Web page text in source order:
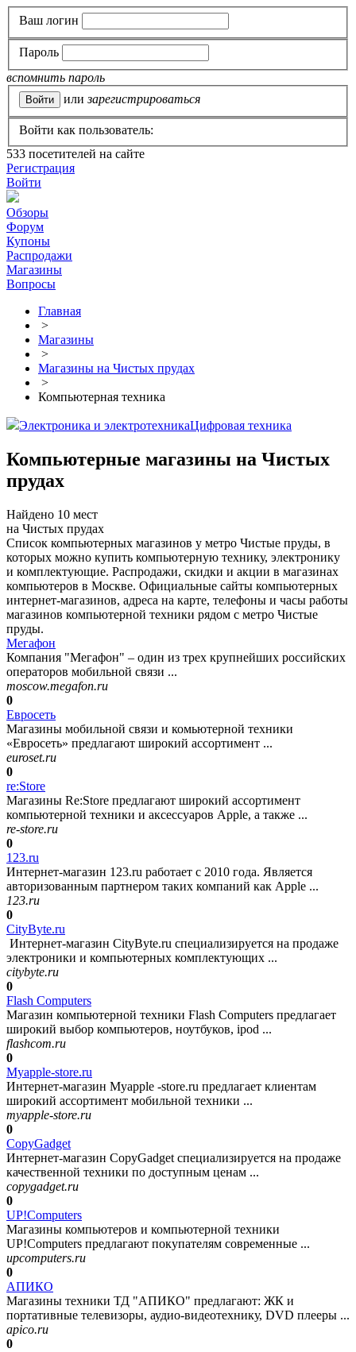
Ваш логин
Пароль
вспомнить пароль
или зарегистрироваться
Войти как пользователь:
533 посетителей на сайте
Регистрация
Войти
Обзоры
Форум
Купоны
Распродажи
Магазины
Вопросы
Главная
>
Магазины
>
Магазины на Чистых прудах
>
Компьютерная техника
Электроника и электротехникаЦифровая техника
Компьютерные магазины на Чистых
прудах
Найдено 10 мест
на Чистых прудах
Список компьютерных магазинов у метро Чистые пруды, в
которых можно купить компьютерную технику, электронику
и комплектующие. Распродажи, скидки и акции в магазинах
компьютеров в Москве. Официальные сайты компьютерных
интернет-магазинов, адреса на карте, телефоны и часы работы
магазинов компьютерной техники рядом с метро Чистые
пруды.
Мегафон
Компания "Мегафон" – один из трех крупнейших российских
операторов мобильной связи ...
moscow.megafon.ru
0
Евросеть
Магазины мобильной связи и комьютерной техники
«Евросеть» предлагают широкий ассортимент ...
euroset.ru
0
re:Store
Магазины Re:Store предлагают широкий ассортимент
компьютерной техники и аксессуаров Apple, а также ...
re-store.ru
0
123.ru
Интернет-магазин 123.ru работает с 2010 года. Является
авторизованным партнером таких компаний как Apple ...
123.ru
0
CityByte.ru
Интернет-магазин CityByte.ru специализируется на продаже
электроники и компьютерных комплектующих ...
citybyte.ru
0
Flash Computers
Магазин компьютерной техники Flash Computers предлагает
широкий выбор компьютеров, ноутбуков, ipod ...
flashcom.ru
0
Myapple-store.ru
Интернет-магазин Myapple -store.ru предлагает клиентам
широкий ассортимент мобильной техники ...
myapple-store.ru
0
CopyGadget
Интернет-магазин CopyGadget специализируется на продаже
качественной техники по доступным ценам ...
copygadget.ru
0
UP!Computers
Магазины компьютеров и компьютерной техники
UP!Computers предлагают покупателям современные ...
upcomputers.ru
0
АПИКО
Магазины техники ТД "АПИКО" предлагают: ЖК и
портативные телевизоры, аудио-видеотехнику, DVD плееры ...
apico.ru
0